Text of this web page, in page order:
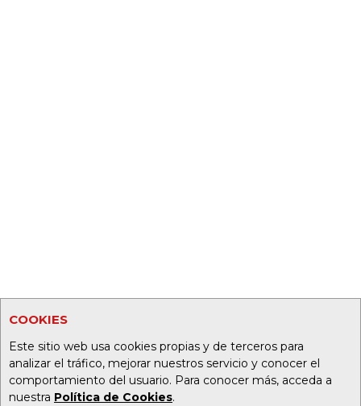
COOKIES
Este sitio web usa cookies propias y de terceros para
analizar el tráfico, mejorar nuestros servicio y conocer el
comportamiento del usuario. Para conocer más, acceda a
nuestra Política de Cookies.